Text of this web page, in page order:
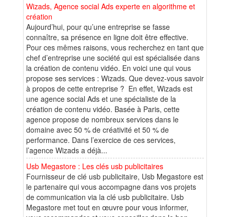
Wizads, Agence social Ads experte en algorithme et
création
Aujourd’hui, pour qu’une entreprise se fasse
connaître, sa présence en ligne doit être effective.
Pour ces mêmes raisons, vous recherchez en tant que
chef d’entreprise une société qui est spécialisée dans
la création de contenu vidéo. En voici une qui vous
propose ses services : Wizads. Que devez-vous savoir
à propos de cette entreprise ? En effet, Wizads est
une agence social Ads et une spécialiste de la
création de contenu vidéo. Basée à Paris, cette
agence propose de nombreux services dans le
domaine avec 50 % de créativité et 50 % de
performance. Dans l’exercice de ces services,
l’agence Wizads a déjà...
Usb Megastore : Les clés usb publicitaires
Fournisseur de clé usb publicitaire, Usb Megastore est
le partenaire qui vous accompagne dans vos projets
de communication via la clé usb publicitaire. Usb
Megastore met tout en œuvre pour vous informer,